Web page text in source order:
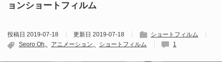
ョンショートフィルム
投稿日 2019-07-18 更新日 2019-07-18
ショートフィルム
Seoro Oh
アニメーション ショートフィルム 1